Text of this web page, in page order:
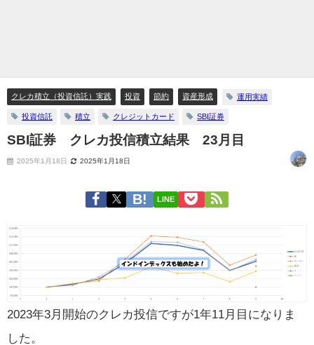
クレカ積立（投資信託）実践 投資 節約 資産形成 運用実績
投資信託 積立 クレジットカード SBI証券
SBI証券 クレカ投信積立結果 23月目
2025年1月18日 2025年1月18日
LINE
2023年3月開始のクレカ投信ですが1年11月目になりま
した。